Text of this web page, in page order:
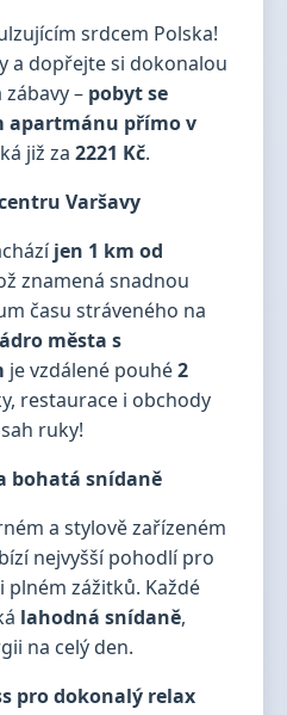
srdcem Polska!
a dopřejte si dokonalou
– pobyt se
apartmánu přímo v
již za 2221 Kč.
Varšavy
jen 1 km od
znamená snadnou
času stráveného na
města s
je vzdálené pouhé2
restaurace i obchody
ruky!
bohatá snídaně
a stylově zařízeném
nejvyšší pohodlí pro
zážitků. Každé
lahodná snídaně,
na celý den.
pro dokonalý relax